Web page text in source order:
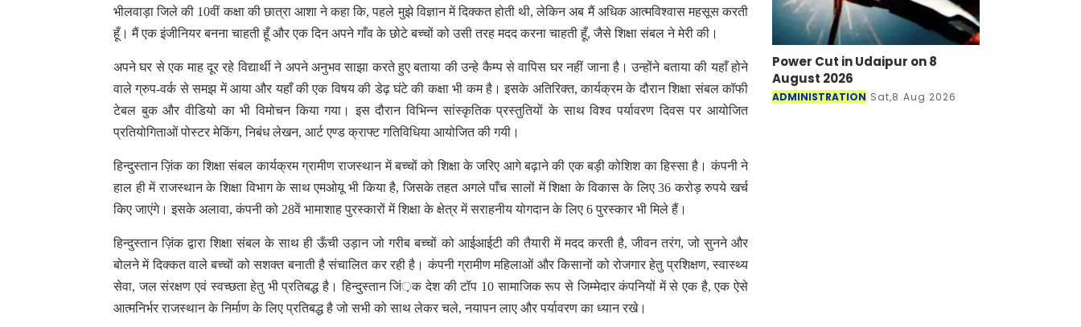
भीलवाड़ा जिले की 10वीं कक्षा की छात्रा आशा ने कहा कि, पहले मुझे विज्ञान में दिक्कत होती थी, लेकिन अब मैं अधिक आत्मविश्वास महसूस करती
हूँ। मैं एक इंजीनियर बनना चाहती हूँ और एक दिन अपने गाँव के छोटे बच्चों को उसी तरह मदद करना चाहती हूँ, जैसे शिक्षा संबल ने मेरी की।
अपने घर से एक माह दूर रहे विद्यार्थी ने अपने अनुभव साझा करते हुए बताया की उन्हे कैम्प से वापिस घर नहीं जाना है। उन्होंने बताया की यहाँ होने
वाले ग्रुप-वर्क से समझ में आया और यहाँ की एक विषय की डेढ़ घंटे की कक्षा भी कम है। इसके अतिरिक्त, कार्यक्रम के दौरान शिक्षा संबल कॉफी
टेबल बुक और वीडियो का भी विमोचन किया गया। इस दौरान विभिन्न सांस्कृतिक प्रस्तुतियों के साथ विश्व पर्यावरण दिवस पर आयोजित
प्रतियोगिताओं पोस्टर मेकिंग, निबंध लेखन, आर्ट एण्ड क्राफ्ट गतिविधिया आयोजित की गयी।
हिन्दुस्तान ज़िंक का शिक्षा संबल कार्यक्रम ग्रामीण राजस्थान में बच्चों को शिक्षा के जरिए आगे बढ़ाने की एक बड़ी कोशिश का हिस्सा है। कंपनी ने
हाल ही में राजस्थान के शिक्षा विभाग के साथ एमओयू भी किया है, जिसके तहत अगले पाँच सालों में शिक्षा के विकास के लिए 36 करोड़ रुपये खर्च
किए जाएंगे। इसके अलावा, कंपनी को 28वें भामाशाह पुरस्कारों में शिक्षा के क्षेत्र में सराहनीय योगदान के लिए 6 पुरस्कार भी मिले हैं।
हिन्दुस्तान ज़िंक द्वारा शिक्षा संबल के साथ ही ऊँची उड़ान जो गरीब बच्चों को आईआईटी की तैयारी में मदद करती है, जीवन तरंग, जो सुनने और
बोलने में दिक्कत वाले बच्चों को सशक्त बनाती है संचालित कर रही है। कंपनी ग्रामीण महिलाओं और किसानों को रोजगार हेतु प्रशिक्षण, स्वास्थ्य
सेवा, जल संरक्षण एवं स्वच्छता हेतु भी प्रतिबद्ध है। हिन्दुस्तान जिं़क देश की टॉप 10 सामाजिक रूप से जिम्मेदार कंपनियों में से एक है, एक ऐसे
आत्मनिर्भर राजस्थान के निर्माण के लिए प्रतिबद्ध है जो सभी को साथ लेकर चले, नयापन लाए और पर्यावरण का ध्यान रखे।
Power Cut in Udaipur on 8
August 2026
ADMINISTRATION Sat,8 Aug 2026